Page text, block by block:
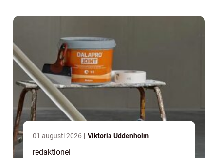
01 augusti 2026 Viktoria Uddenholm
redaktionel